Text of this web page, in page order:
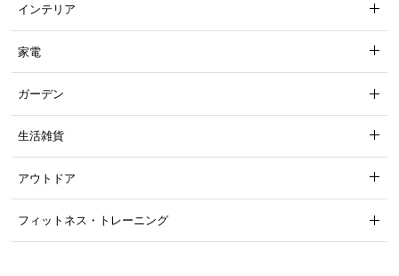
すのこ枚数 28枚
インテリア
家電
ガーデン
生活雑貨
アウトドア
フィットネス・トレーニング